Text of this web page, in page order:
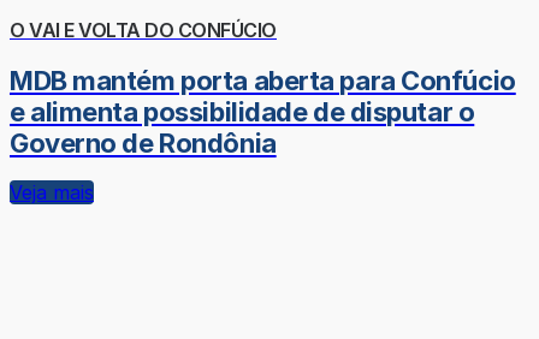
O VAI E VOLTA DO CONFÚCIO
MDB mantém porta aberta para Confúcio
e alimenta possibilidade de disputar o
Governo de Rondônia
Veja mais